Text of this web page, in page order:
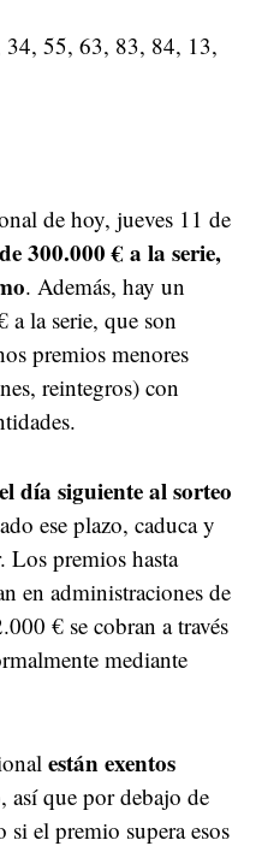
34, 55, 63, 83, 84, 13,
de hoy, jueves 11 de
300.000 € a la serie,
. Además, hay un
la serie, que son
premios menores
reintegros) con
día siguiente al sorteo
ese plazo, caduca y
Los premios hasta
en administraciones de
€ se cobran a través
mediante
están exentos
, así que por debajo de
si el premio supera esos